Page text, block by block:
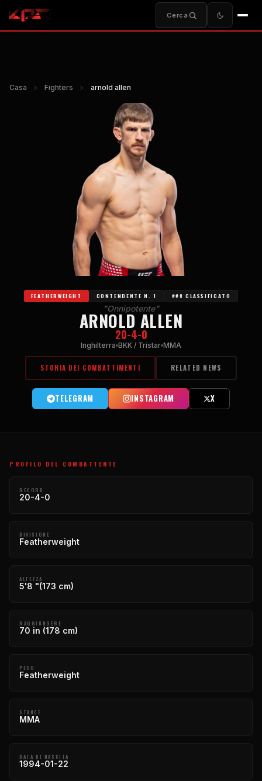
Cerca
Casa > Fighters > arnold allen
FEATHERWEIGHT CONTENDENTE N. 1 ##8 CLASSIFICATO
"Onnipotente"
ARNOLD ALLEN
20-4-0
Inghilterra BKK / Tristar MMA
STORIA DEI COMBATTIMENTI RELATED NEWS
TELEGRAM INSTAGRAM X
PROFILO DEL COMBATTENTE
RECORD
20-4-0
DIVISIONE
Featherweight
ALTEZZA
5'8 "(173 cm)
RAGGIUNGERE
70 in (178 cm)
PESO
Featherweight
STANCE
MMA
DATA DI NASCITA
1994-01-22